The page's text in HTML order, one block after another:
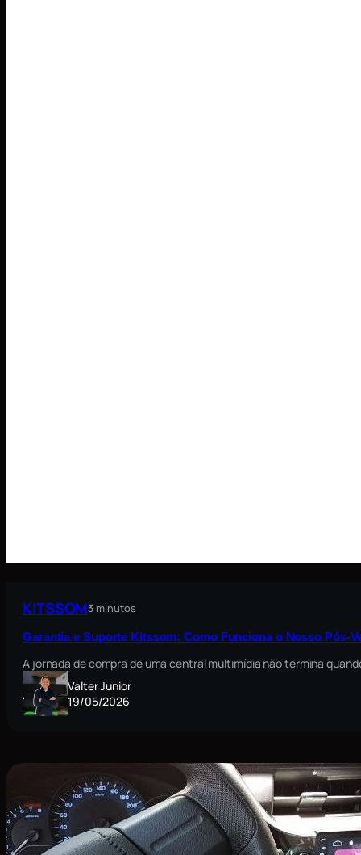
KITSSOM3 minutos
Garantia e Suporte Kitssom: Como Funciona o Nosso Pós-
A jornada de compra de uma central multimídia não termina
Valter Junior
19/05/2026